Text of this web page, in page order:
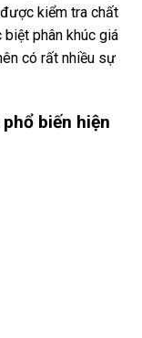
kiểm tra chất
phân khúc giá
có rất nhiều sự
biến hiện